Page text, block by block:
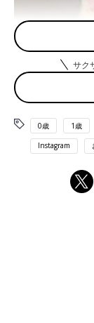
出典：Instagramアカ
れうさんがお昼
ふわふわ、いち
スタードクリー
抹茶といち
サク
0歳 1歳
Instagram